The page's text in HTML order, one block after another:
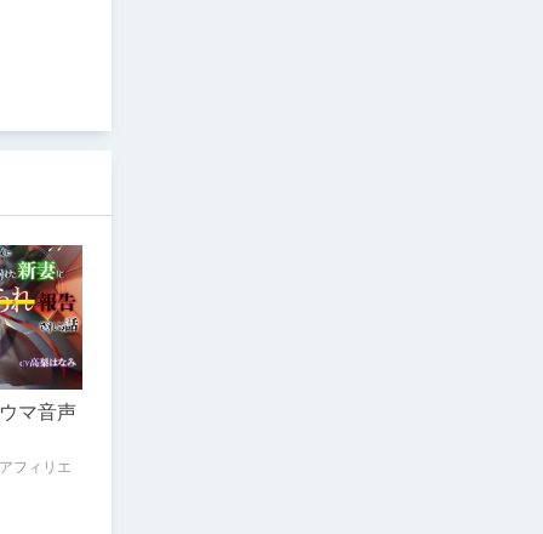
マ音声
フィリエ